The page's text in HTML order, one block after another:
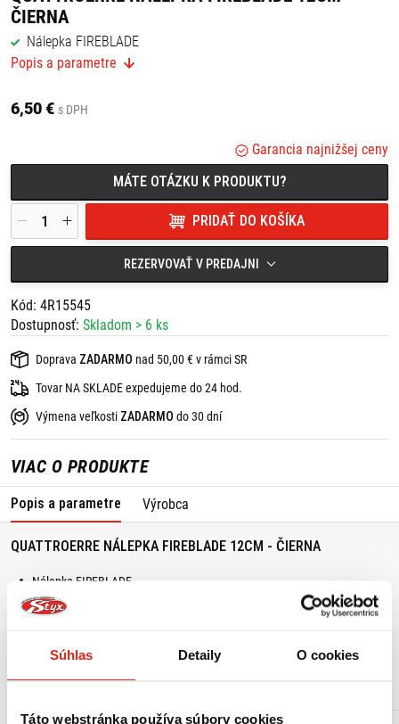
Súhlas Detaily O cookies
Táto webstránka používa súbory cookies
ČIERNA
Nálepka FIREBLADE
Rozmery : 12 cm
Popis a parametre
6,50 € s DPH
Garancia najnižšej ceny
MÁTE OTÁZKU K PRODUKTU?
PRIDAŤ DO KOŠÍKA
REZERVOVAŤ V PREDAJNI
Kód: 4R15545
Dostupnosť: Skladom > 6 ks
Doprava ZADARMO nad 50,00 € v rámci SR
Tovar NA SKLADE expedujeme do 24 hod.
Výmena veľkosti ZADARMO do 30 dní
VIAC O PRODUKTE
Popis a parametre Výrobca
QUATTROERRE NÁLEPKA FIREBLADE 12CM - ČIERNA
Nálepka FIREBLADE
Rozmery : 12 cm
MOHLO BY SA VÁM PÁČIŤ